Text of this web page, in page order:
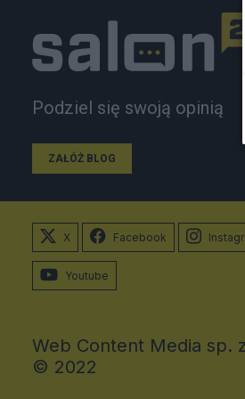
Podziel się swoją opinią
ZAŁÓŻ BLOG
X Facebook
Youtube
Web Content Media sp.
© 2022